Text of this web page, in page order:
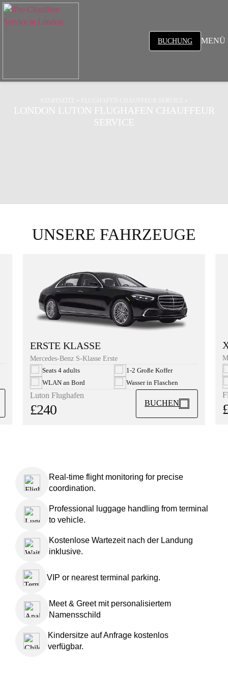
BUCHUNG MENÜ
LONDON LUTON FLUGHAFEN CHAUFFEUR
SERVICE
UNSERE FAHRZEUGE
ERSTE KLASSE
Mercedes-Benz S-Klasse Erste
Seats 4 adults
1-2 Große Koffer
WLAN an Bord
Wasser in Flaschen
Luton Flughafen
£240 BUCHEN
Real-time flight monitoring for precise
coordination.
Professional luggage handling from terminal
to vehicle.
Kostenlose Wartezeit nach der Landung
inklusive.
VIP or nearest terminal parking.
Meet & Greet mit personalisiertem
Namensschild
Kindersitze auf Anfrage kostenlos
verfügbar.